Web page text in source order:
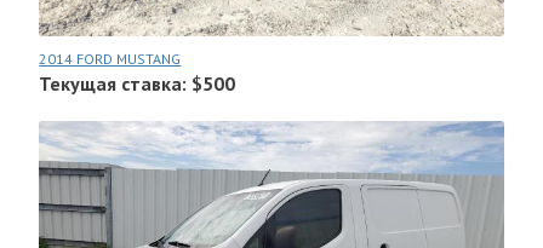
2014 FORD MUSTANG
Текущая ставка: $500